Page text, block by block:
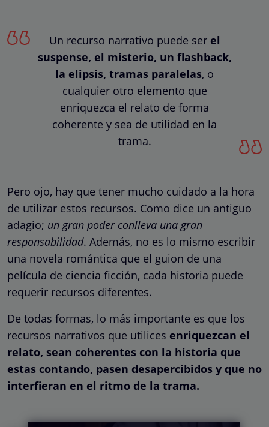
Un recurso narrativo puede ser el
suspense, el misterio, un flashback,
la elipsis, tramas paralelas, o
cualquier otro elemento que
enriquezca el relato de forma
coherente y sea de utilidad en la
trama.
Pero ojo, hay que tener mucho cuidado a la hora
de utilizar estos recursos. Como dice un antiguo
adagio; un gran poder conlleva una gran
responsabilidad. Además, no es lo mismo escribir
una novela romántica que el guion de una
película de ciencia ficción, cada historia puede
requerir recursos diferentes.
De todas formas, lo más importante es que los
recursos narrativos que utilices enriquezcan el
relato, sean coherentes con la historia que
estas contando, pasen desapercibidos y que no
interfieran en el ritmo de la trama.